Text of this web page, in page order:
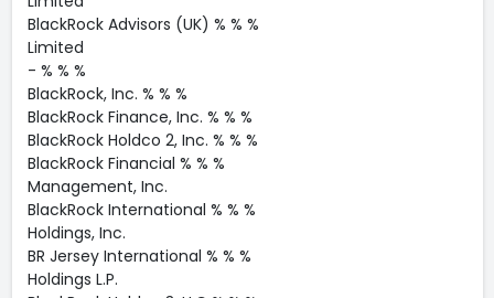
BlackRock Advisors (UK) % % %
Limited
- % % %
BlackRock, Inc. % % %
BlackRock Finance, Inc. % % %
BlackRock Holdco 2, Inc. % % %
BlackRock Financial % % %
Management, Inc.
BlackRock International % % %
Holdings, Inc.
BR Jersey International % % %
Holdings L.P.